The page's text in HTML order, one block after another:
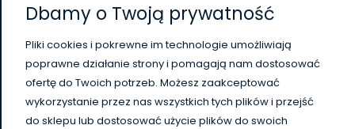
Informacje
O nas
Dbamy o Twoją prywatność
Pliki cookies i pokrewne im technologie umożliwiają
poprawne działanie strony i pomagają nam dostosować
ofertę do Twoich potrzeb. Możesz zaakceptować
wykorzystanie przez nas wszystkich tych plików i przejść
do sklepu lub dostosować użycie plików do swoich